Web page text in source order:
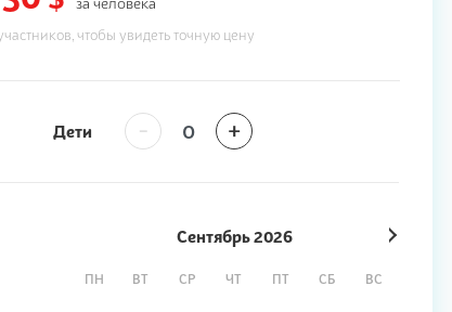
чтобы увидеть точную цену
Дети - +
Сентябрь2026
ПН ВТ СР ЧТ ПТ СБ ВС